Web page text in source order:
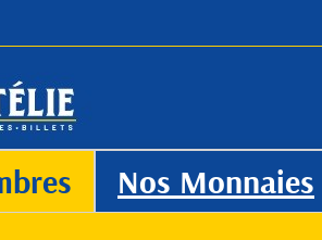
Nos Monnaies